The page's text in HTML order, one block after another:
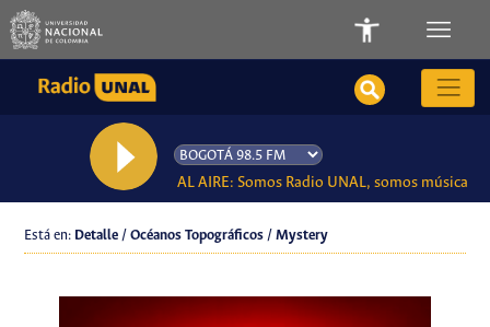
AL AIRE: Somos Radio UNAL, somos música
Está en: Detalle / Océanos Topográficos / Mystery